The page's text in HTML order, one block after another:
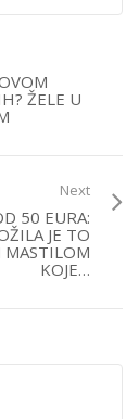
ŽELE U
Next
50 EURA:
JE TO
MASTILOM
KOJE…